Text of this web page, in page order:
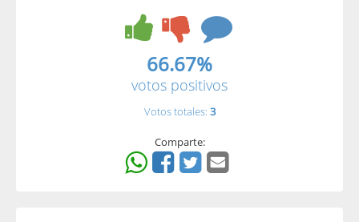
66.67%
votos positivos
Votos totales: 3
Comparte: